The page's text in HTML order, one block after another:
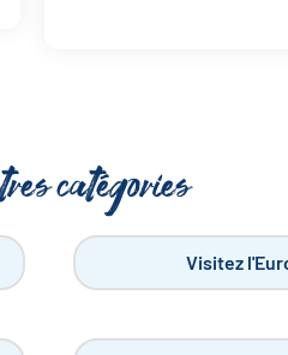
catégories
Visitez